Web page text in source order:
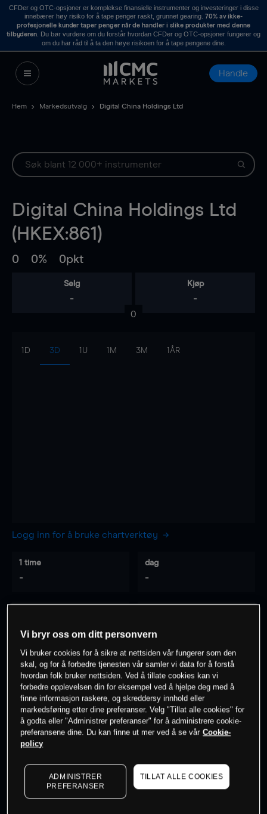
CFDer og OTC-opsjoner er komplekse finansielle instrumenter og investeringer i disse
innebærer høy risiko for å tape penger raskt, grunnet gearing. 70% av ikke-
profesjonelle kunder taper penger når de handler i slike produkter med denne
tilbyderen . Du bør vurdere om du forstår hvordan CFDer og OTC-opsjoner fungerer og
om du har råd til å ta den høye risikoen for å tape pengene dine.
Handle
Hem Markedsutvalg Digital China Holdings Ltd
Digital China Holdings Ltd
(HKEX:861)
0 0% 0pkt
Selg
-
Kjøp
-
0
1D 3D 1U 1M 3M 1ÅR
Logg inn for å bruke chartverktøy
1 time
-
dag
-
-
0% av kunder erpå dette instrumentet
Søk om konto
Log in
Vi bryr oss om ditt personvern
Vi bruker cookies for å sikre at nettsiden vår fungerer som den
skal, og for å forbedre tjenesten vår samler vi data for å forstå
hvordan folk bruker nettsiden. Ved å tillate cookies kan vi
forbedre opplevelsen din for eksempel ved å hjelpe deg med å
finne informasjon raskere, og skreddersy innhold eller
markedsføring etter dine preferanser. Velg "Tillat alle cookies" for
å godta eller "Administrer preferanser" for å administrere cookie-
preferansene dine. Du kan finne ut mer ved å se vår Cookie-
policy
ADMINISTRER
PREFERANSER
TILLAT ALLE COOKIES